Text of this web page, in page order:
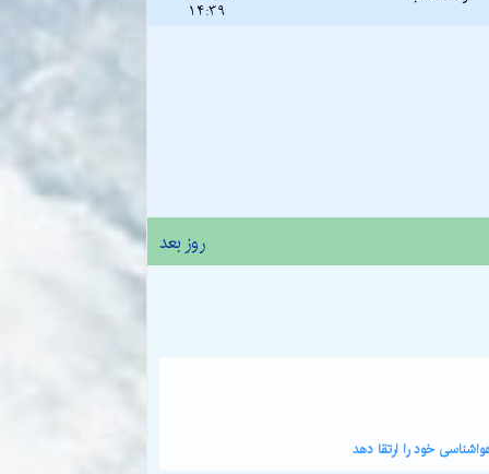
14:39
روز بعد
خود را ارتقا دهد